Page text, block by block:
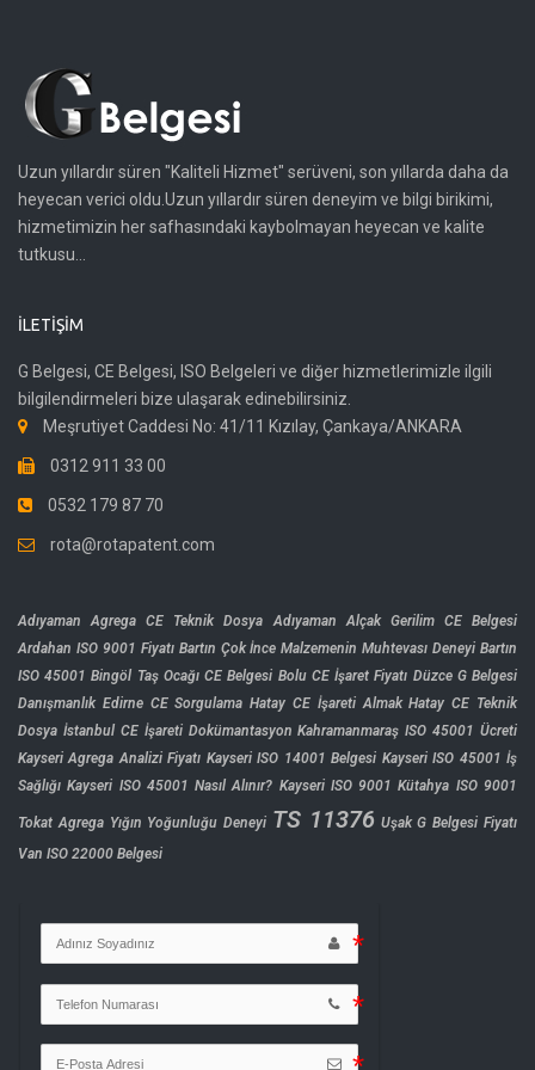
Uzun yıllardır süren "Kaliteli Hizmet" serüveni, son yıllarda daha da
heyecan verici oldu.Uzun yıllardır süren deneyim ve bilgi birikimi,
hizmetimizin her safhasındaki kaybolmayan heyecan ve kalite
tutkusu...
İLETIŞIM
G Belgesi, CE Belgesi, ISO Belgeleri ve diğer hizmetlerimizle ilgili
bilgilendirmeleri bize ulaşarak edinebilirsiniz.
Meşrutiyet Caddesi No: 41/11 Kızılay, Çankaya/ANKARA
0312 911 33 00
0532 179 87 70
rota@rotapatent.com
Adıyaman Agrega CE Teknik Dosya
Adıyaman Alçak Gerilim CE Belgesi
Ardahan ISO 9001 Fiyatı Bartın Çok İnce Malzemenin Muhtevası Deneyi Bartın
ISO 45001 Bingöl Taş Ocağı CE Belgesi Bolu CE İşaret Fiyatı Düzce G Belgesi
Danışmanlık Edirne CE Sorgulama Hatay CE İşareti Almak Hatay CE Teknik
Dosya İstanbul CE İşareti Dokümantasyon Kahramanmaraş ISO 45001 Ücreti
Kayseri Agrega Analizi Fiyatı Kayseri ISO 14001 Belgesi Kayseri ISO 45001 İş
Sağlığı Kayseri ISO 45001 Nasıl Alınır? Kayseri ISO 9001 Kütahya ISO 9001
Tokat Agrega Yığın Yoğunluğu Deneyi TS 11376 Uşak G Belgesi Fiyatı
Van ISO 22000 Belgesi